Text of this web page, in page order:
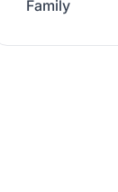
Family